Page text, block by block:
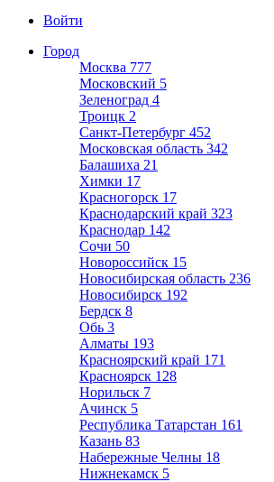
Войти
Город
Москва 777
Московский 5
Зеленоград 4
Троицк 2
Санкт-Петербург 452
Московская область 342
Балашиха 21
Химки 17
Красногорск 17
Краснодарский край 323
Краснодар 142
Сочи 50
Новороссийск 15
Новосибирская область 236
Новосибирск 192
Бердск 8
Обь 3
Алматы 193
Красноярский край 171
Красноярск 128
Норильск 7
Ачинск 5
Республика Татарстан 161
Казань 83
Набережные Челны 18
Нижнекамск 5